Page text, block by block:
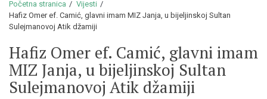
Početna stranica
Vijesti
Hafiz Omer ef. Camić, glavni imam MIZ Janja, u bijeljinskoj Sultan
Sulejmanovoj Atik džamiji
Hafiz Omer ef. Camić, glavni imam
MIZ Janja, u bijeljinskoj Sultan
Sulejmanovoj Atik džamiji